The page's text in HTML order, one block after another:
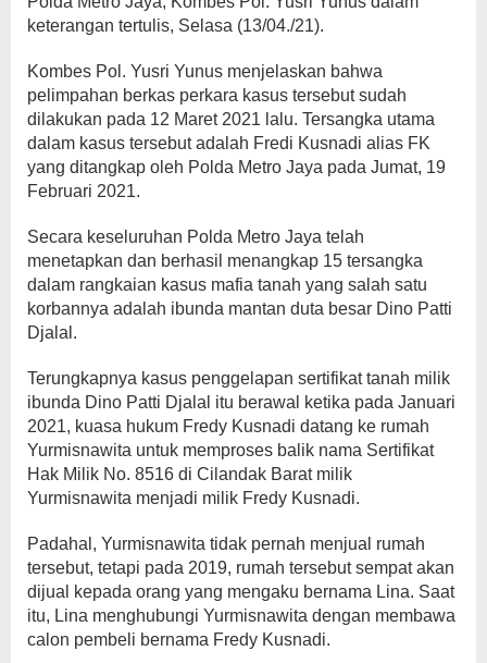
keterangan tertulis, Selasa (13/04./21).
Kombes Pol. Yusri Yunus menjelaskan bahwa
pelimpahan berkas perkara kasus tersebut sudah
dilakukan pada 12 Maret 2021 lalu. Tersangka utama
dalam kasus tersebut adalah Fredi Kusnadi alias FK
yang ditangkap oleh Polda Metro Jaya pada Jumat, 19
Februari 2021.
Secara keseluruhan Polda Metro Jaya telah
menetapkan dan berhasil menangkap 15 tersangka
dalam rangkaian kasus mafia tanah yang salah satu
korbannya adalah ibunda mantan duta besar Dino Patti
Djalal.
Terungkapnya kasus penggelapan sertifikat tanah milik
ibunda Dino Patti Djalal itu berawal ketika pada Januari
2021, kuasa hukum Fredy Kusnadi datang ke rumah
Yurmisnawita untuk memproses balik nama Sertifikat
Hak Milik No. 8516 di Cilandak Barat milik
Yurmisnawita menjadi milik Fredy Kusnadi.
Padahal, Yurmisnawita tidak pernah menjual rumah
tersebut, tetapi pada 2019, rumah tersebut sempat akan
dijual kepada orang yang mengaku bernama Lina. Saat
itu, Lina menghubungi Yurmisnawita dengan membawa
calon pembeli bernama Fredy Kusnadi.